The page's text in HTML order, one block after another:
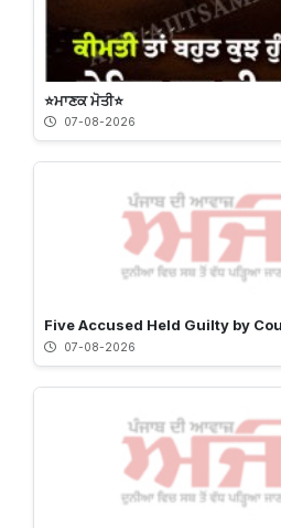
⭐️ਮਾਣਕ ਮੋਤੀ⭐️
07-08-2026
Five Accused Held Guilty by
07-08-2026